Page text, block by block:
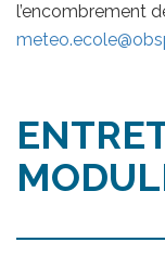
l’encombrement